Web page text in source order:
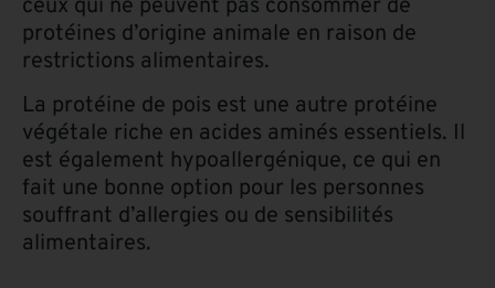
ceux qui ne peuvent pas consommer de
protéines d’origine animale en raison de
restrictions alimentaires.
La protéine de pois est une autre protéine
végétale riche en acides aminés essentiels. Il
est également hypoallergénique, ce qui en
fait une bonne option pour les personnes
souffrant d’allergies ou de sensibilités
alimentaires.